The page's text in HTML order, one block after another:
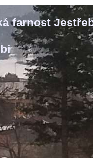
farnost